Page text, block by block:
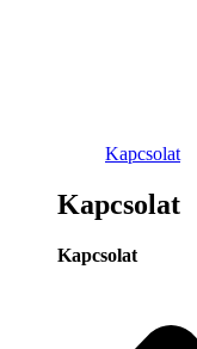
Kapcsolat
Kapcsolat
Kapcsolat